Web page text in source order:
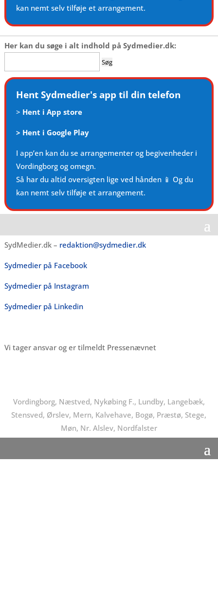
kan nemt selv tilføje et arrangement.
Her kan du søge i alt indhold på Sydmedier.dk:
efter:
Hent Sydmedier's app til din telefon
> Hent i App store
> Hent i Google Play
I app’en kan du se arrangementer og begivenheder i
Vordingborg og omegn.
Så har du altid oversigten lige ved hånden 📱 Og du
kan nemt selv tilføje et arrangement.
SydMedier.dk – redaktion@sydmedier.dk
Sydmedier på Facebook
Sydmedier på Instagram
Sydmedier på Linkedin
Vi tager ansvar og er tilmeldt Pressenævnet
Vordingborg, Næstved, Nykøbing F., Lundby, Langebæk,
Stensved, Ørslev, Mern, Kalvehave, Bogø, Præstø, Stege,
Møn, Nr. Alslev, Nordfalster